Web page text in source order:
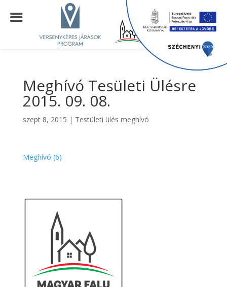
Meghívó Tesületi Ülésre
2015. 09. 08.
szept 8, 2015 | Testületi ülés meghívó
Meghívó (6)